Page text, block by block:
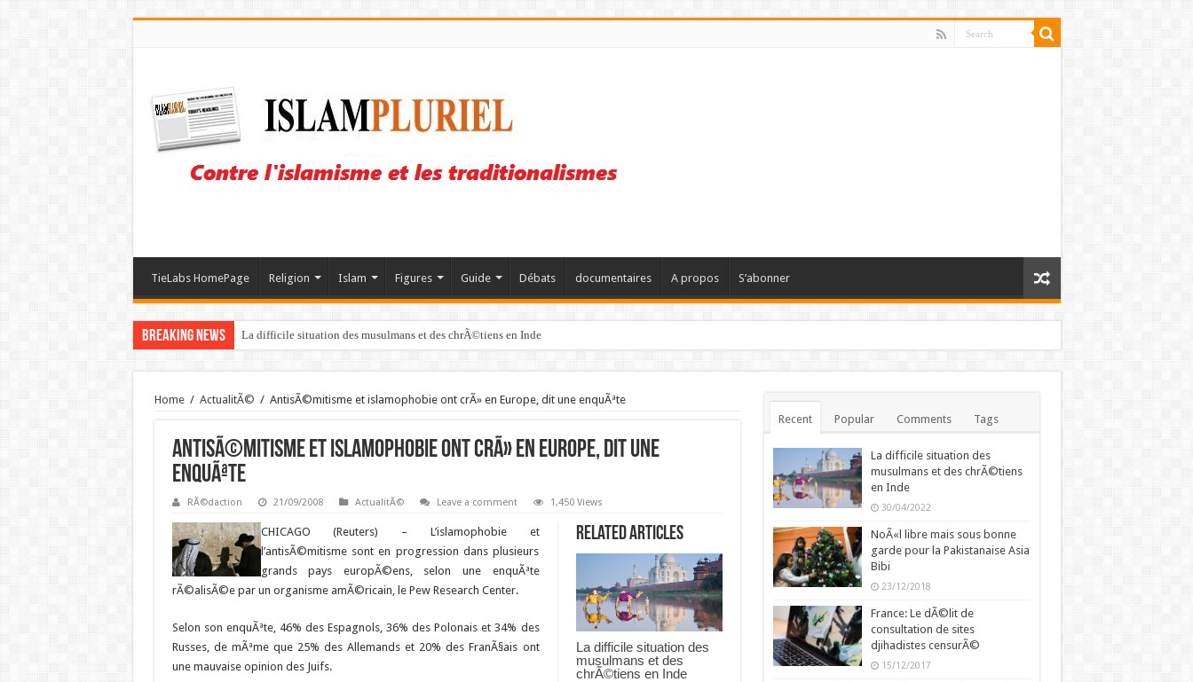
TieLabs HomePage Religion Islam Figures Guide Débats documentaires A propos S’abonner
Breaking News La difficile situation des musulmans et des chrÃ©tiens en Inde
Home / ActualitÃ© / AntisÃ©mitisme et islamophobie ont crÃ» en Europe, dit une enquÃªte
AntisÃ©mitisme et islamophobie ont crÃ» en Europe, dit une
enquÃªte
RÃ©daction 21/09/2008 ActualitÃ© Leave a comment 1,450 Views
Related Articles
La difficile situation des
musulmans et des
chrÃ©tiens en Inde
CHICAGO (Reuters) – L’islamophobie et
l’antisÃ©mitisme sont en progression dans plusieurs
grands pays europÃ©ens, selon une enquÃªte
rÃ©alisÃ©e par un organisme amÃ©ricain, le Pew Research Center.
Selon son enquÃªte, 46% des Espagnols, 36% des Polonais et 34% des
Russes, de mÃªme que 25% des Allemands et 20% des FranÃ§ais ont
une mauvaise opinion des Juifs.
Recent Popular Comments Tags
La difficile situation des
musulmans et des chrÃ©tiens
en Inde
30/04/2022
NoÃ«l libre mais sous bonne
garde pour la Pakistanaise Asia
Bibi
23/12/2018
France: Le dÃ©lit de
consultation de sites
djihadistes censurÃ©
15/12/2017